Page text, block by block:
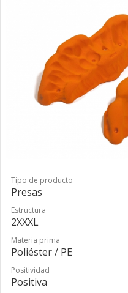
Tipo de producto
Presas
Estructura
2XXXL
Materia prima
Poliéster / PE
Positividad
Positiva